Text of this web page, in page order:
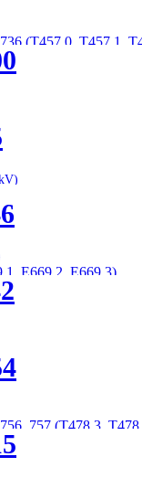
(T457.0, T457.1,
E669.2, E669.3)
757 (T478.3,